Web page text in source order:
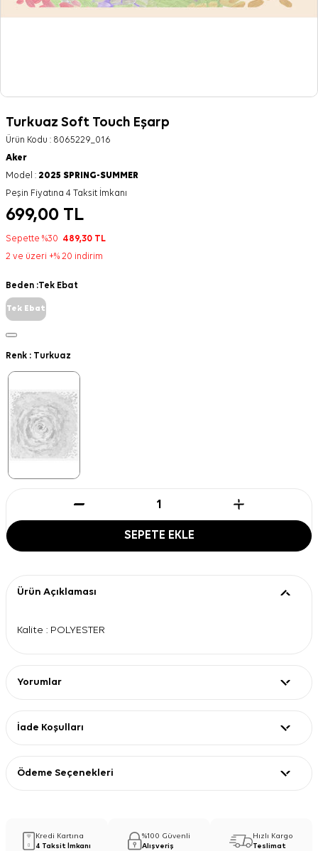
Turkuaz Soft Touch Eşarp
Ürün Kodu : 8065229_016
Aker
Model : 2025 SPRING-SUMMER
Peşin Fiyatına 4 Taksit İmkanı
699,00 TL
Sepette %30 489,30 TL
2 ve üzeri +% 20 indirim
Beden :Tek Ebat
Tek Ebat
Renk : Turkuaz
SEPETE EKLE
Ürün Açıklaması
Kalite : POLYESTER
Yorumlar
İade Koşulları
Ödeme Seçenekleri
Kredi Kartına
4 Taksit İmkanı
%100 Güvenli
Alışveriş
Hızlı Kargo
Teslimat